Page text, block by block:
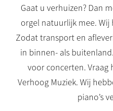
Gaat u verhuizen? Dan
orgel natuurlijk mee.
Zodat transport en
in binnen- als
voor concerten.
Verhoog Muziek. Wij
piano’s